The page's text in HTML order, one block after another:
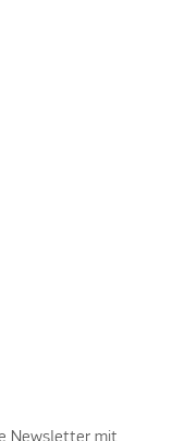
Newsletter mit